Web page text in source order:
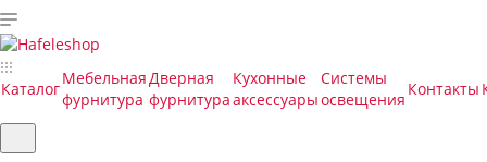
Каталог
Мебельная
фурнитура
Дверная
фурнитура
Кухонные
аксессуары
Системы
освещения
Контакты